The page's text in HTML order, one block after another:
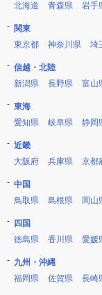
北海道
青森県 岩手
関東
東京都
神奈川県 埼
信越・北陸
新潟県
長野県 富山
東海
愛知県
岐阜県 静岡
近畿
大阪府
兵庫県 京都
中国
鳥取県
島根県 岡山
四国
徳島県
香川県 愛媛
九州・沖縄
福岡県
佐賀県 長崎